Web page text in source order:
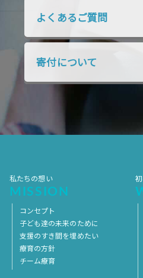
2018年7月 2018年6月
2018年4月 2018年3月
2018年1月 2017年12月
2017年10月 2017年9月
2017年4月
よくあるご質問
寄付について
私たちの想い
MISSION
コンセプト
子ども達の未来のために
支援のすき間を埋めたい
療育の方針
チーム療育